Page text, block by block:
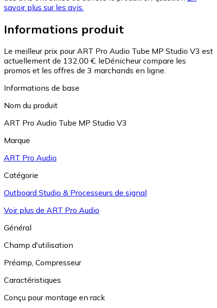
savoir plus sur les avis.
Informations produit
Le meilleur prix pour ART Pro Audio Tube MP Studio V3 est
actuellement de 132,00 €. leDénicheur compare les
promos et les offres de 3 marchands en ligne.
Informations de base
Nom du produit
ART Pro Audio Tube MP Studio V3
Marque
ART Pro Audio
Catégorie
Outboard Studio & Processeurs de signal
Voir plus de ART Pro Audio
Général
Champ d'utilisation
Préamp, Compresseur
Caractéristiques
Conçu pour montage en rack